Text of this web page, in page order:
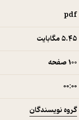
pdf
5.۴۵ مگابایت
100 صفحه
۰۰:۰۰
گروه نویسندگان